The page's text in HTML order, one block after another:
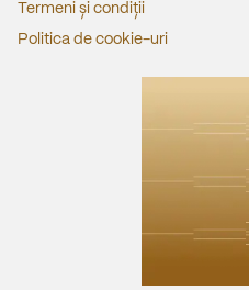
Termeni și condiții
Politica de cookie-uri